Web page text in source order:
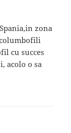
zona
cu succes
acolo o sa